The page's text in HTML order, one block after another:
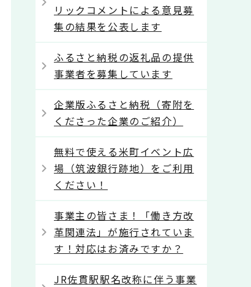
リックコメントによる意見募
集の結果を公表します
ふるさと納税の返礼品の提供
事業者を募集しています
企業版ふるさと納税（寄附を
くださった企業のご紹介）
無料で使える米町イベント広
場（筑波銀行跡地）をご利用
ください！
事業主の皆さま！「働き方改
革関連法」が施行されていま
す！対応はお済みですか？
JR佐貫駅駅名改称に伴う事業